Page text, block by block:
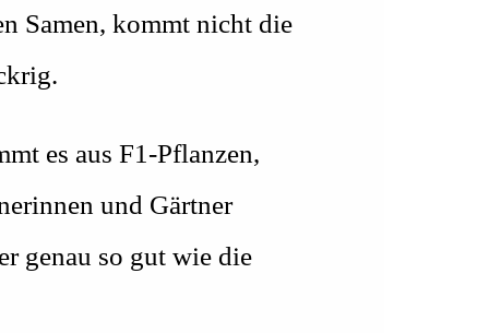
Samen, kommt nicht die
es aus F1-Pflanzen,
und Gärtner
genau so gut wie die